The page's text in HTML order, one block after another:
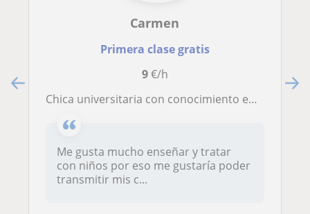
Carmen
Primera clase gratis
9€/h
Chica universitaria con conocimiento en matemáticas, lengua castellana, ciencias sociales y biología. Primaria y ESO
Me gusta mucho enseñar y tratar
con niños por eso me gustaría poder
transmitir mis c...